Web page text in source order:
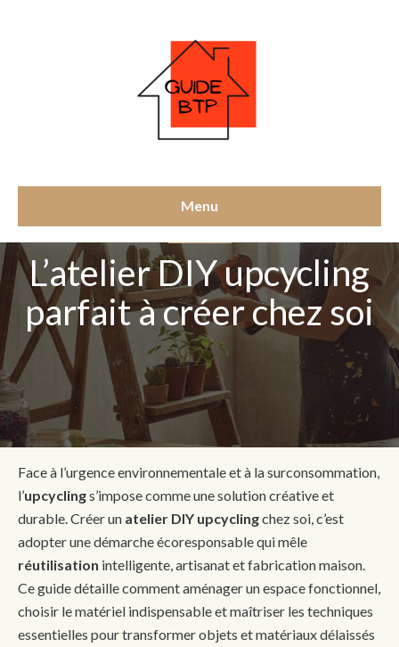
Menu
L’atelier DIY upcycling
parfait à créer chez soi
Face à l’urgence environnementale et à la surconsommation,
l’upcyclings’impose comme une solution créative et
durable. Créer un atelier DIY upcyclingchez soi, c’est
adopter une démarche écoresponsable qui mêle
réutilisation intelligente, artisanat et fabrication maison.
Ce guide détaille comment aménager un espace fonctionnel,
choisir le matériel indispensable et maîtriser les techniques
essentielles pour transformer objets et matériaux délaissés